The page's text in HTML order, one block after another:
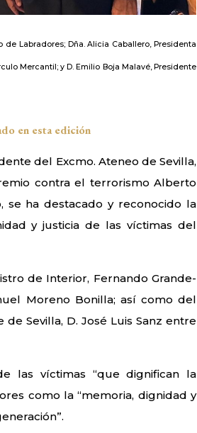
Labradores; Dña. Alicia Caballero, Presidenta
Mercantil; y D. Emilio Boja Malavé, Presidente
en esta edición
del Excmo. Ateneo de Sevilla,
contra el terrorismo Alberto
se ha destacado y reconocido la
y justicia de las víctimas del
de Interior, Fernando Grande-
Moreno Bonilla; así como del
Sevilla, D. José Luis Sanz entre
las víctimas “que dignifican la
como la “memoria, dignidad y